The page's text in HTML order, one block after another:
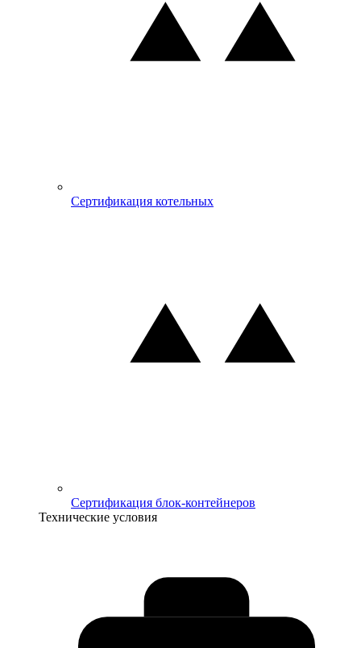
Сертификация котельных
Сертификация блок-контейнеров
Технические условия